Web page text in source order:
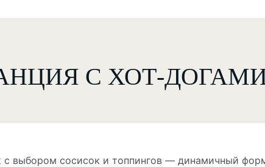
С ХОТ-
с выбором сосисок и топпингов — динамичный